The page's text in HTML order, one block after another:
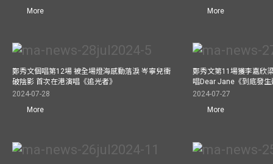
More
More
鄭秀文個唱第12場 被全場燈海感動落淚 岑寧兒衝
破陰影 首次在港演唱《追光者》
2024-07-28
More
鄭秀文第11場獲李嘉欣
唱Dear Jane《到底發
2024-07-27
More